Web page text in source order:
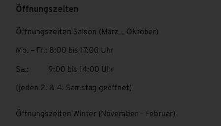
Öffnungszeiten
Öffnungszeiten Saison (März – Oktober)
Mo. – Fr.: 8:00 bis 17:00 Uhr
Sa.: 9:00 bis 14:00 Uhr
(jeden 2. & 4. Samstag geöffnet)
Öffnungszeiten Winter (November – Februar)